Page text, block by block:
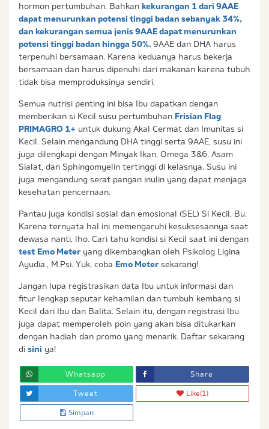
hormon pertumbuhan. Bahkan kekurangan 1 dari 9AAE
dapat menurunkan potensi tinggi badan sebanyak 34%,
dan kekurangan semua jenis 9AAE dapat menurunkan
potensi tinggi badan hingga 50%. 9AAE dan DHA harus
terpenuhi bersamaan. Karena keduanya harus bekerja
bersamaan dan harus dipenuhi dari makanan karena tubuh
tidak bisa memproduksinya sendiri.
Semua nutrisi penting ini bisa Ibu dapatkan dengan
memberikan si Kecil susu pertumbuhan Frisian Flag
PRIMAGRO 1+ untuk dukung Akal Cermat dan Imunitas si
Kecil. Selain mengandung DHA tinggi serta 9AAE, susu ini
juga dilengkapi dengan Minyak Ikan, Omega 3&6, Asam
Sialat, dan Sphingomyelin tertinggi di kelasnya. Susu ini
juga mengandung serat pangan inulin yang dapat menjaga
kesehatan pencernaan.
Pantau juga kondisi sosial dan emosional (SEL) Si Kecil, Bu.
Karena ternyata hal ini memengaruhi kesuksesannya saat
dewasa nanti, lho. Cari tahu kondisi si Kecil saat ini dengan
test Emo Meteryang dikembangkan oleh Psikolog Ligina
Ayudia., M.Psi. Yuk, coba Emo Metersekarang!
Jangan lupa registrasikan data Ibu untuk informasi dan
fitur lengkap seputar kehamilan dan tumbuh kembang si
Kecil dari Ibu dan Balita. Selain itu, dengan registrasi Ibu
juga dapat memperoleh poin yang akan bisa ditukarkan
dengan hadiah dan promo yang menarik. Daftar sekarang
di sini ya!
Whatsapp Share
Tweet Like(1)
Simpan